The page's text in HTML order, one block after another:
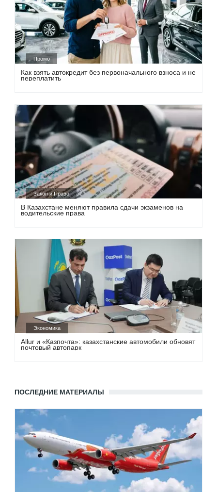
Промо
Как взять автокредит без первоначального взноса и не
переплатить
Закон и Право
В Казахстане меняют правила сдачи экзаменов на
водительские права
Экономика
Allur и «Казпочта»: казахстанские автомобили обновят
почтовый автопарк
ПОСЛЕДНИЕ МАТЕРИАЛЫ